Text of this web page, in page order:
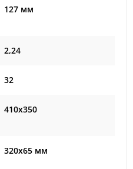
127 мм
2,24
32
410х350
320х65 мм